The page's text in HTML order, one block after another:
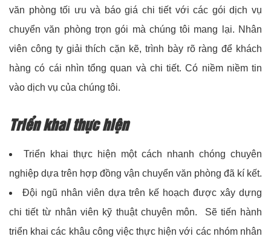
văn phòng tối ưu và báo giá chi tiết với các gói dịch vụ
chuyển văn phòng trọn gói mà chúng tôi mang lại. Nhân
viên công ty giải thích cặn kẽ, trình bày rõ ràng để khách
hàng có cái nhìn tổng quan và chi tiết. Có niềm niềm tin
vào dịch vụ của chúng tôi.
Triển khai thực hiện
Triển khai thực hiện một cách nhanh chóng chuyên
nghiệp dựa trên hợp đồng vận chuyển văn phòng đã kí kết.
Đội ngũ nhân viên dựa trên kế hoạch được xây dựng
chi tiết từ nhân viên kỹ thuật chuyên môn. Sẽ tiến hành
triển khai các khâu công việc thực hiện với các nhóm nhân